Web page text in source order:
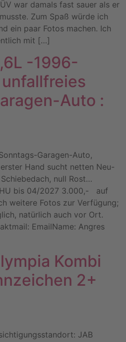
war damals fast sauer als er
Zum Spaß würde ich
ein paar Fotos machen. Ich
mit […]
-1996-
Auto :
Garagen-Auto,
Hand sucht netten Neu-
null Rost…
bis 04/2027 3.000,- auf
weitere Fotos zur Verfügung;
natürlich auch vor Ort.
EmailName: Angres
Kombi
2+
JAB